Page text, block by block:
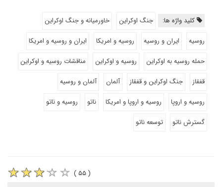
کلید واژه ها: جنگ اوکراین
خاورمیانه و جنگ اوکراین
روسیه
ایران و روسیه روسیه و امریکا
ایران و روسیه و امریکا
حمله روسیه به اوکراین
روسیه و اوکراین
مناقشات روسیه و اوکراین
قفقاز
جنگ اوکراین و قفقاز آلمان
آلمان و روسیه
روسیه و اروپا
روسیه و اروپا و امریکا ناتو
روسیه و ناتو
گسترش ناتو
توسعه ناتو
( ۵۵ )